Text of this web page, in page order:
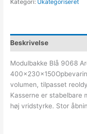
Kategori: Ukategoriseret
Beskrivelse
Modulbakke Blå 9068
volumen, tilpasset
Kasserne er stabelbare
høj vridstyrke. Stor